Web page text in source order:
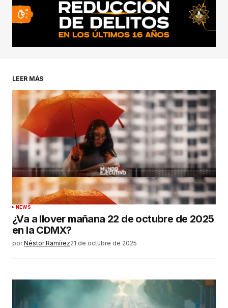
LEER MÁS
NEWS
¿Va a llover mañana 22 de octubre de 2025
en la CDMX?
por Néstor Ramírez21 de octubre de 2025